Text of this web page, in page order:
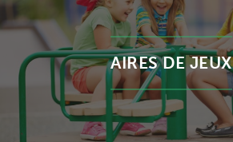
AIRES DE JEUX